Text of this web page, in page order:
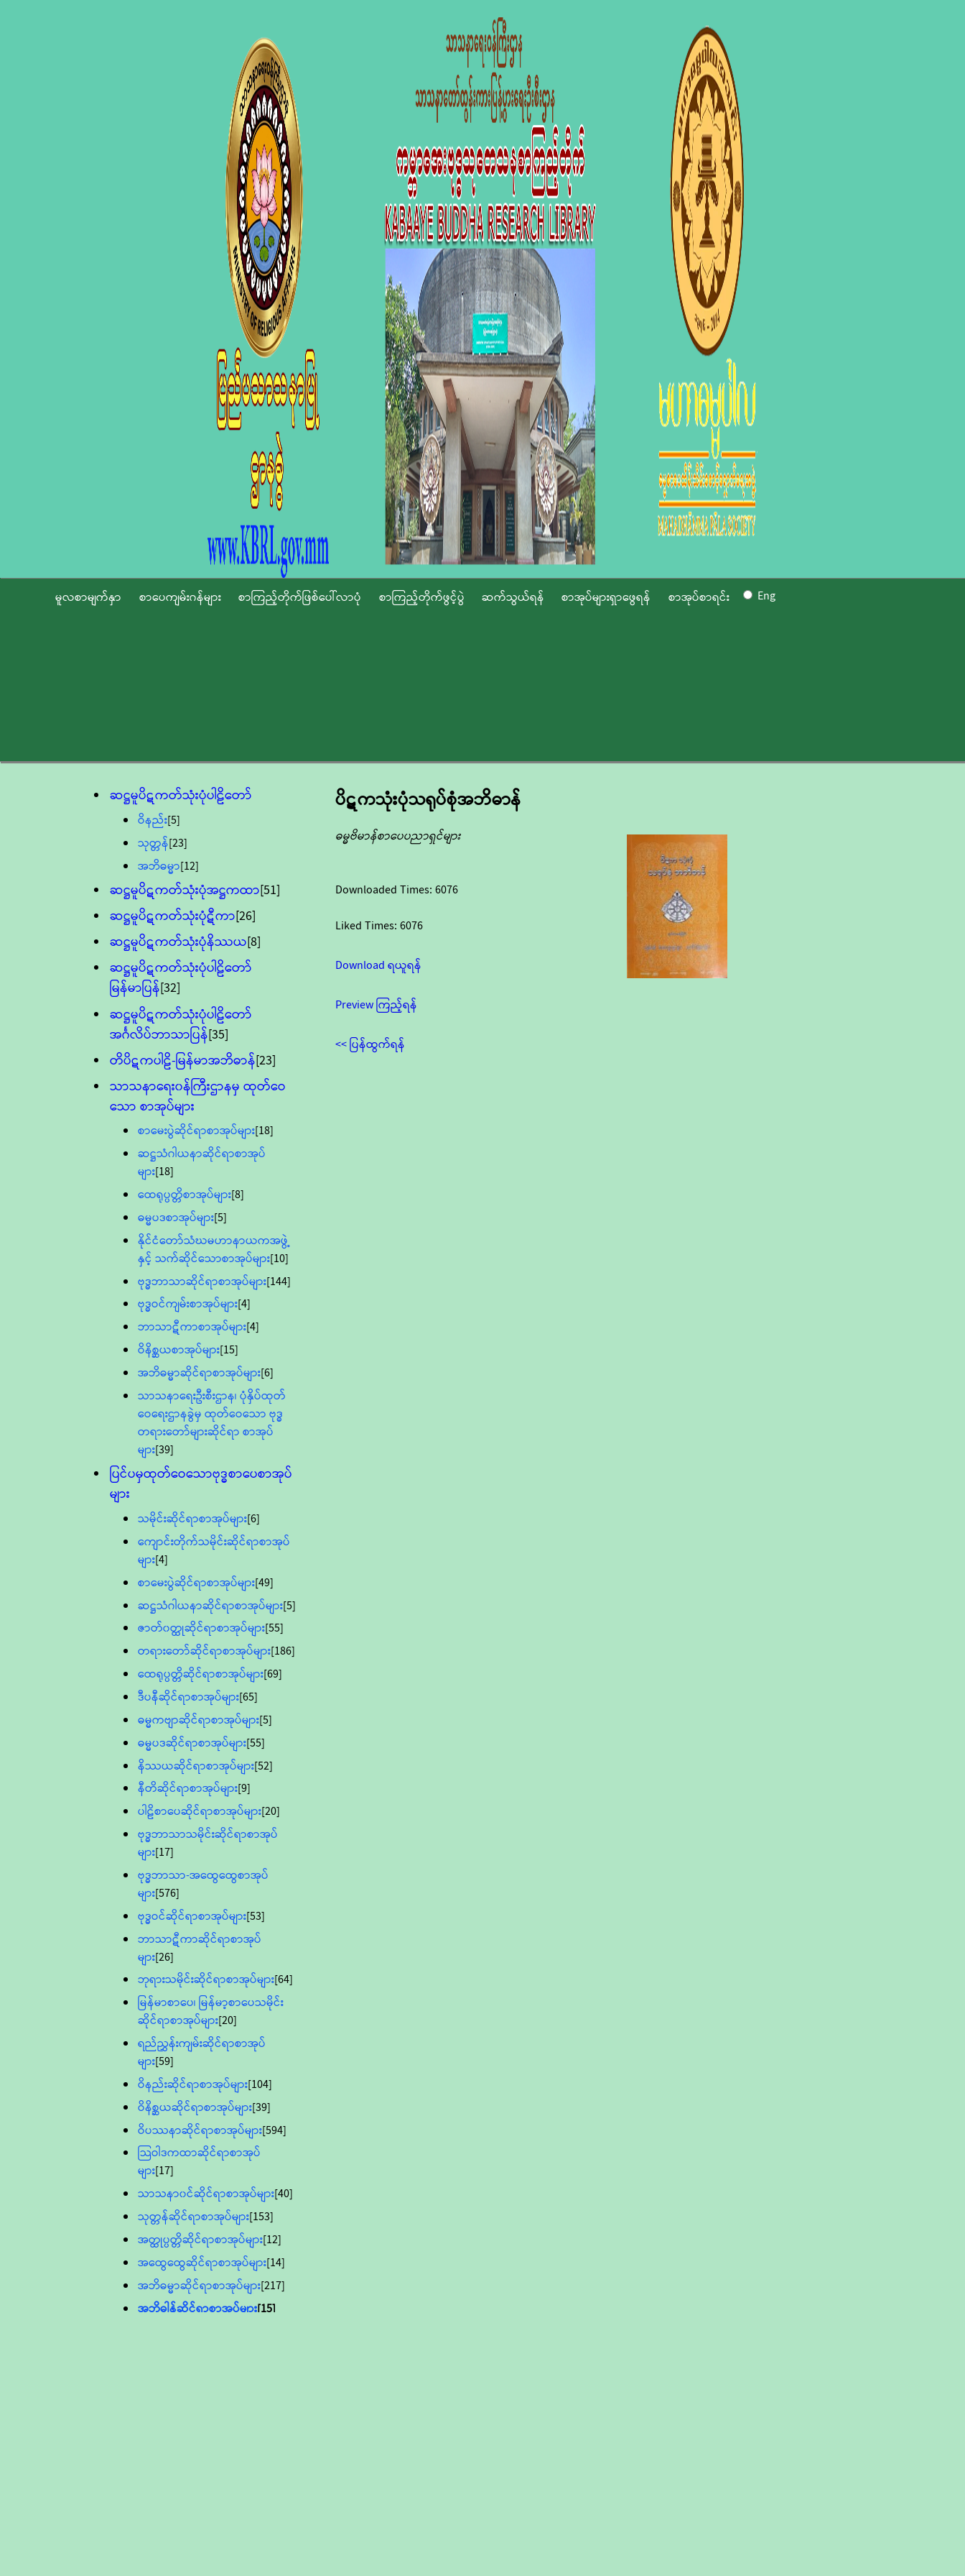
မူလစာမျက်နှာ စာပေကျမ်းဂန်များ စာကြည့်တိုက်ဖြစ်ပေါ်လာပုံ စာကြည့်တိုက်ဖွင့်ပွဲ ဆက်သွယ်ရန် စာအုပ်များရှာဖွေရန် စာအုပ်စာရင်း Eng
ဆဋ္ဌမူပိဋကတ်သုံးပုံပါဠိတော်
ဝိနည်း[5]
သုတ္တန်[23]
အဘိဓမ္မာ[12]
ဆဋ္ဌမူပိဋကတ်သုံးပုံအဋ္ဌကထာ[51]
ဆဋ္ဌမူပိဋကတ်သုံးပုံဋီကာ[26]
ဆဋ္ဌမူပိဋကတ်သုံးပုံနိဿယ[8]
ဆဋ္ဌမူပိဋကတ်သုံးပုံပါဠိတော်
မြန်မာပြန်[32]
ဆဋ္ဌမူပိဋကတ်သုံးပုံပါဠိတော်
အင်္ဂလိပ်ဘာသာပြန်[35]
တိပိဋကပါဠိ-မြန်မာအဘိဓာန်[23]
သာသနာရေး၀န်ကြီးဌာနမှ ထုတ်ဝေ
သော စာအုပ်များ
စာမေးပွဲဆိုင်ရာစာအုပ်များ[18]
ဆဋ္ဌသံဂါယနာဆိုင်ရာစာအုပ်
များ[18]
ထေရုပ္ပတ္တိစာအုပ်များ[8]
ဓမ္မပဒစာအုပ်များ[5]
နိုင်ငံတော်သံဃမဟာနာယကအဖွဲ့
နှင့် သက်ဆိုင်သောစာအုပ်များ[10]
ဗုဒ္ဓဘာသာဆိုင်ရာစာအုပ်များ[144]
ဗုဒ္ဓဝင်ကျမ်းစာအုပ်များ[4]
ဘာသာဋီကာစာအုပ်များ[4]
ဝိနိစ္ဆယစာအုပ်များ[15]
အဘိဓမ္မာဆိုင်ရာစာအုပ်များ[6]
သာသနာရေးဦးစီးဌာန၊ ပုံနှိပ်ထုတ်
ဝေရေးဌာနခွဲမှ ထုတ်ဝေသော ဗုဒ္ဓ
တရားတော်များဆိုင်ရာ စာအုပ်
များ[39]
ပြင်ပမှထုတ်ဝေသောဗုဒ္ဓစာပေစာအုပ်
များ
သမိုင်းဆိုင်ရာစာအုပ်များ[6]
ကျောင်းတိုက်သမိုင်းဆိုင်ရာစာအုပ်
များ[4]
စာမေးပွဲဆိုင်ရာစာအုပ်များ[49]
ဆဋ္ဌသံဂါယနာဆိုင်ရာစာအုပ်များ[5]
ဇာတ်၀တ္ထုဆိုင်ရာစာအုပ်များ[55]
တရားတော်ဆိုင်ရာစာအုပ်များ[186]
ထေရုပ္ပတ္တိဆိုင်ရာစာအုပ်များ[69]
ဒီပနီဆိုင်ရာစာအုပ်များ[65]
ဓမ္မကဗျာဆိုင်ရာစာအုပ်များ[5]
ဓမ္မပဒဆိုင်ရာစာအုပ်များ[55]
နိဿယဆိုင်ရာစာအုပ်များ[52]
နီတိဆိုင်ရာစာအုပ်များ[9]
ပါဠိစာပေဆိုင်ရာစာအုပ်များ[20]
ဗုဒ္ဓဘာသာသမိုင်းဆိုင်ရာစာအုပ်
များ[17]
ဗုဒ္ဓဘာသာ-အထွေထွေစာအုပ်
များ[576]
ဗုဒ္ဓဝင်ဆိုင်ရာစာအုပ်များ[53]
ဘာသာဋီကာဆိုင်ရာစာအုပ်
များ[26]
ဘုရားသမိုင်းဆိုင်ရာစာအုပ်များ[64]
မြန်မာစာပေ၊ မြန်မာ့စာပေသမိုင်း
ဆိုင်ရာစာအုပ်များ[20]
ရည်ညွှန်းကျမ်းဆိုင်ရာစာအုပ်
များ[59]
ဝိနည်းဆိုင်ရာစာအုပ်များ[104]
ဝိနိစ္ဆယဆိုင်ရာစာအုပ်များ[39]
ဝိပဿနာဆိုင်ရာစာအုပ်များ[594]
သြဝါဒကထာဆိုင်ရာစာအုပ်
များ[17]
သာသနာ၀င်ဆိုင်ရာစာအုပ်များ[40]
သုတ္တန်ဆိုင်ရာစာအုပ်များ[153]
အတ္ထုပ္ပတ္တိဆိုင်ရာစာအုပ်များ[12]
အထွေထွေဆိုင်ရာစာအုပ်များ[14]
အဘိဓမ္မာဆိုင်ရာစာအုပ်များ[217]
အဘိဓါန်ဆိုင်ရာစာအုပ်များ[15]
ပိဋကသုံးပုံသရုပ်စုံအဘိဓာန်
ဓမ္မဗိမာန်စာပေပညာရှင်များ
Downloaded Times: 6076
Liked Times: 6076
Download ရယူရန်
Preview ကြည့်ရန်
<< ပြန်ထွက်ရန်